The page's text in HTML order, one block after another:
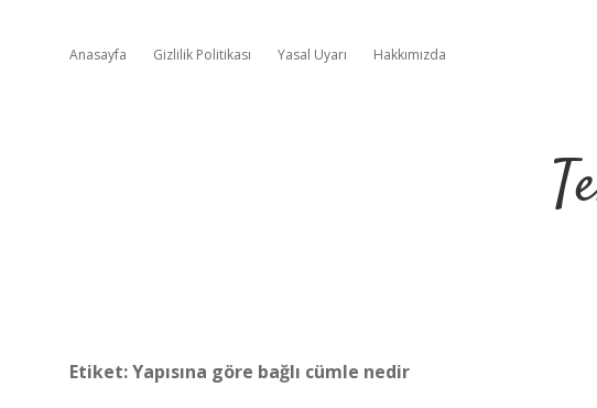
Anasayfa Gizlilik Politikası Yasal Uyarı Hakkımızda
Etiket:Yapısına göre bağlı cümle nedir